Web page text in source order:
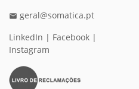
email geral@somatica.pt
LinkedIn | Facebook |
Instagram